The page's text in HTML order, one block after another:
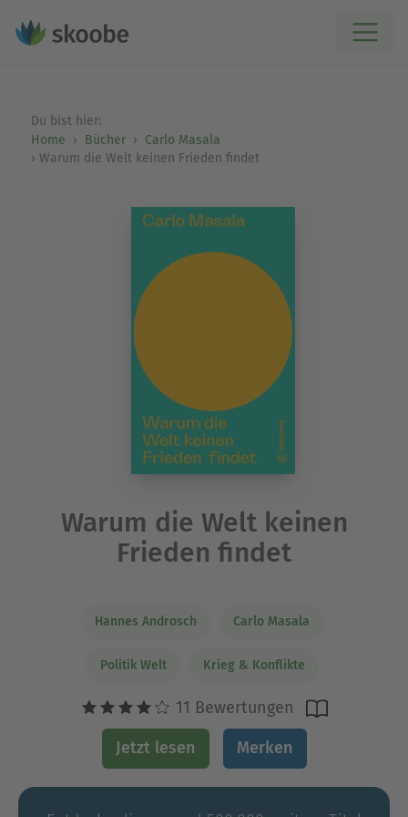
Du bist hier:
Home
Bücher
Carlo Masala
Warum die Welt keinen Frieden findet
Warum die Welt keinen
Frieden findet
Hannes Androsch Carlo Masala
Politik Welt Krieg & Konflikte
11 Bewertungen
Jetzt lesen Merken